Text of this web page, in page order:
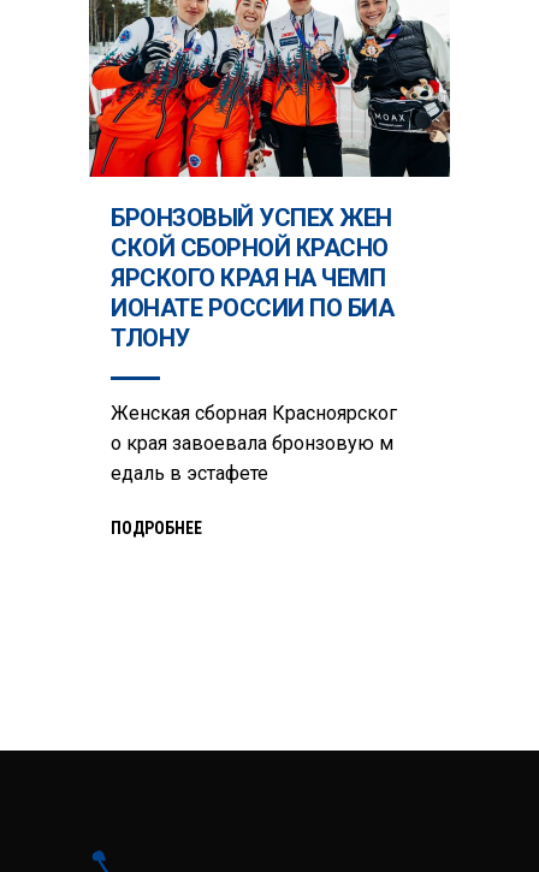
БРОНЗОВЫЙ УСПЕХ ЖЕН
СКОЙ СБОРНОЙ КРАСНО
ЯРСКОГО КРАЯ НА ЧЕМП
ИОНАТЕ РОССИИ ПО БИА
ТЛОНУ
Женская сборная Красноярског
о края завоевала бронзовую м
едаль в эстафете
ПОДРОБНЕЕ